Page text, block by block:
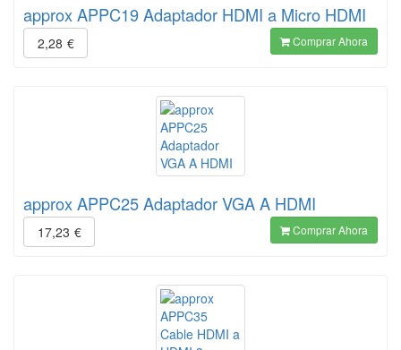
approx APPC19 Adaptador HDMI a Micro HDMI
2,28 € Comprar Ahora
approx APPC25 Adaptador VGA A HDMI
17,23 € Comprar Ahora